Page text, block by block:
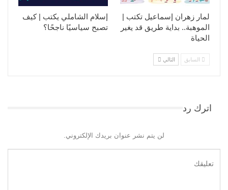
إسلام الشاملي يكتب | كيف
تصبح سياسيًا ناجحًا؟
لمار زهران إسماعيل تكتب |
الموهبة.. بداية طريق قد يغير
الحياة
السابق التالي
اترك رد
لن يتم نشر عنوان بريدك الإلكتروني.